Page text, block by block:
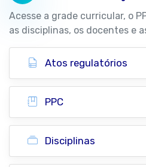
Acesse a grade curricular, o
as disciplinas, os docentes e
Atos regulatórios
PPC
Disciplinas